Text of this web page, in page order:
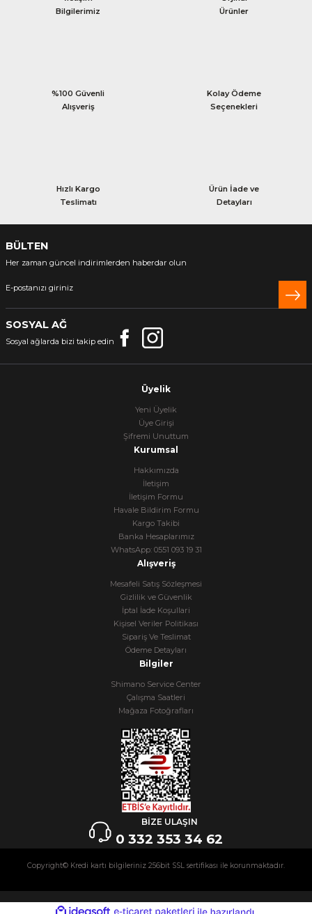
Bilgilerimiz
Ürünler
%100 Güvenli
Alışveriş
Kolay Ödeme
Seçenekleri
Hızlı Kargo
Teslimatı
Ürün İade ve
Detayları
BÜLTEN
Her zaman güncel indirimlerden haberdar olun
SOSYAL AĞ
Sosyal ağlarda bizi takip edin
Üyelik
Yeni Üyelik
Üye Girişi
Şifremi Unuttum
Kurumsal
Hakkımızda
İletişim
İletişim Formu
Havale Bildirim Formu
Kargo Takibi
Banka Hesaplarımız
WhatsApp: 0551 093 19 31
Alışveriş
Mesafeli Satış Sözleşmesi
Gizlilik ve Güvenlik
İptal İade Koşullari
Kişisel Veriler Politikası
Sipariş Ve Teslimat
Ödeme Detayları
Bilgiler
Shimano Service Center
Çalışma Saatleri
Mağaza Fotoğrafları
BİZE ULAŞIN
0 332 353 34 62
Copyright© Kredi kartı bilgileriniz 256bit SSL sertifikası ile korunmaktadır.
ideasoft e-